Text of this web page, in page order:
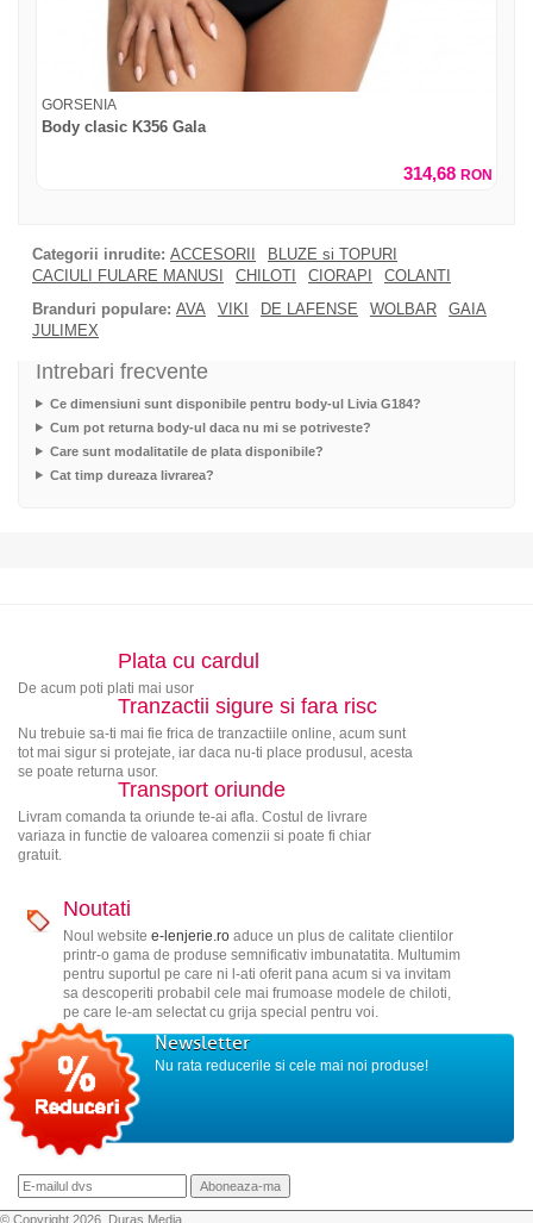
GORSENIA
Body clasic K356 Gala
314,68 RON
Categorii inrudite: ACCESORII
BLUZE si TOPURI
CACIULI FULARE MANUSI
CHILOTI CIORAPI
COLANTI
Branduri populare: AVA VIKI DE LAFENSE WOLBAR
GAIA
JULIMEX
Intrebari frecvente
Ce dimensiuni sunt disponibile pentru body-ul Livia G184?
Cum pot returna body-ul daca nu mi se potriveste?
Care sunt modalitatile de plata disponibile?
Cat timp dureaza livrarea?
Plata cu cardul
De acum poti plati mai usor
Tranzactii sigure si fara risc
Nu trebuie sa-ti mai fie frica de tranzactiile online, acum sunt
tot mai sigur si protejate, iar daca nu-ti place produsul, acesta
se poate returna usor.
Transport oriunde
Livram comanda ta oriunde te-ai afla. Costul de livrare
variaza in functie de valoarea comenzii si poate fi chiar
gratuit.
Noutati
Noul website e-lenjerie.roaduce un plus de calitate clientilor
printr-o gama de produse semnificativ imbunatatita. Multumim
pentru suportul pe care ni l-ati oferit pana acum si va invitam
sa descoperiti probabil cele mai frumoase modele de chiloti,
pe care le-am selectat cu grija special pentru voi.
Newsletter
Nu rata reducerile si cele mai noi produse!
© Copyright 2026, Duras Media